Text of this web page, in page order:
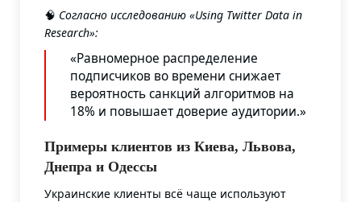
🧠 Согласно исследованию «Using Twitter Data in
Research»:
«Равномерное распределение
подписчиков во времени снижает
вероятность санкций алгоритмов на
18% и повышает доверие аудитории.»
Примеры клиентов из Киева, Львова,
Днепра и Одессы
Украинские клиенты всё чаще используют